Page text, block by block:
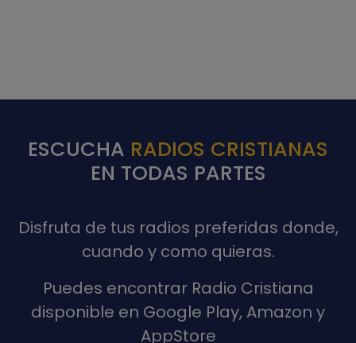
ESCUCHA RADIOS CRISTIANAS
EN TODAS PARTES
Disfruta de tus radios preferidas donde,
cuando y como quieras.
Puedes encontrar Radio Cristiana
disponible en Google Play, Amazon y
AppStore